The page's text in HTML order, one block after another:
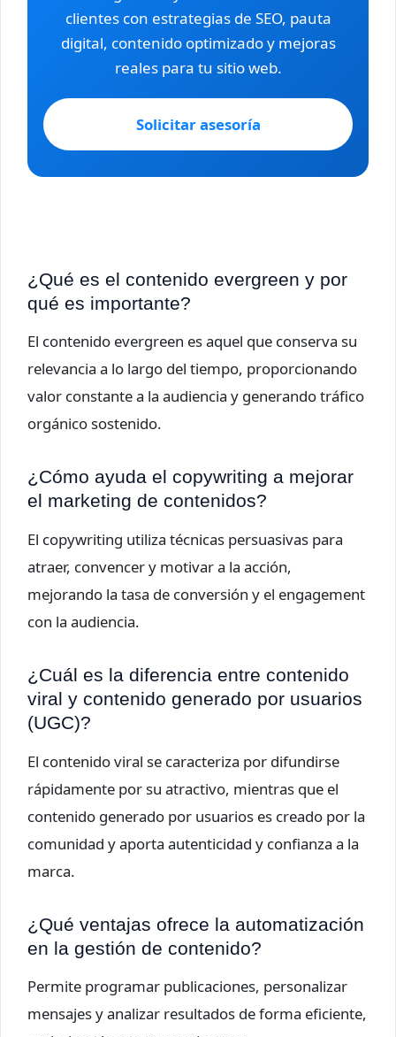
clientes con estrategias de SEO, pauta
digital, contenido optimizado y mejoras
reales para tu sitio web.
Solicitar asesoría
¿Qué es el contenido evergreen y por
qué es importante?
El contenido evergreen es aquel que conserva su
relevancia a lo largo del tiempo, proporcionando
valor constante a la audiencia y generando tráfico
orgánico sostenido.
¿Cómo ayuda el copywriting a mejorar
el marketing de contenidos?
El copywriting utiliza técnicas persuasivas para
atraer, convencer y motivar a la acción,
mejorando la tasa de conversión y el engagement
con la audiencia.
¿Cuál es la diferencia entre contenido
viral y contenido generado por usuarios
(UGC)?
El contenido viral se caracteriza por difundirse
rápidamente por su atractivo, mientras que el
contenido generado por usuarios es creado por la
comunidad y aporta autenticidad y confianza a la
marca.
¿Qué ventajas ofrece la automatización
en la gestión de contenido?
Permite programar publicaciones, personalizar
mensajes y analizar resultados de forma eficiente,